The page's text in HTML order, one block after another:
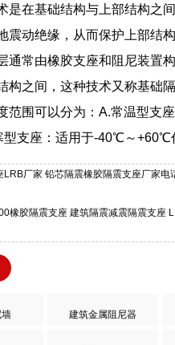
是在基础结构与上部结构之
震动绝缘，从而保护上部结
通常由橡胶支座和阻尼装置
构之间，这种技术又称基础隔
范围可以分为：A.常温型支
支座：适用于-40℃～+60℃
LRB厂家 铅芯隔震橡胶隔震支座厂家电
橡胶隔震支座 建筑隔震减震隔震支座
建筑金属阻尼器